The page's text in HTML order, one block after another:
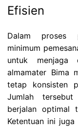
Efisien
Dalam proses
minimum
untuk menjaga
almamater Bima
tetap konsisten
Jumlah tersebut
berjalan optimal
Ketentuan ini